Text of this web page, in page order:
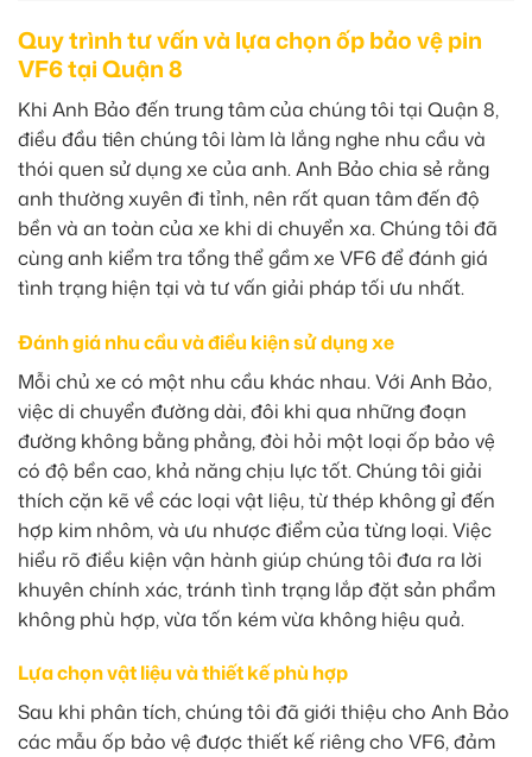
Quy trình tư vấn và lựa chọn ốp bảo vệ pin
VF6 tại Quận 8
Khi Anh Bảo đến trung tâm của chúng tôi tại Quận 8,
điều đầu tiên chúng tôi làm là lắng nghe nhu cầu và
thói quen sử dụng xe của anh. Anh Bảo chia sẻ rằng
anh thường xuyên đi tỉnh, nên rất quan tâm đến độ
bền và an toàn của xe khi di chuyển xa. Chúng tôi đã
cùng anh kiểm tra tổng thể gầm xe VF6 để đánh giá
tình trạng hiện tại và tư vấn giải pháp tối ưu nhất.
Đánh giá nhu cầu và điều kiện sử dụng xe
Mỗi chủ xe có một nhu cầu khác nhau. Với Anh Bảo,
việc di chuyển đường dài, đôi khi qua những đoạn
đường không bằng phẳng, đòi hỏi một loại ốp bảo vệ
có độ bền cao, khả năng chịu lực tốt. Chúng tôi giải
thích cặn kẽ về các loại vật liệu, từ thép không gỉ đến
hợp kim nhôm, và ưu nhược điểm của từng loại. Việc
hiểu rõ điều kiện vận hành giúp chúng tôi đưa ra lời
khuyên chính xác, tránh tình trạng lắp đặt sản phẩm
không phù hợp, vừa tốn kém vừa không hiệu quả.
Lựa chọn vật liệu và thiết kế phù hợp
Sau khi phân tích, chúng tôi đã giới thiệu cho Anh Bảo
các mẫu ốp bảo vệ được thiết kế riêng cho VF6, đảm